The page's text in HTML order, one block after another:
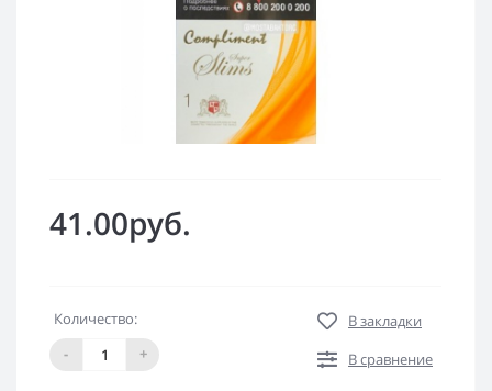
41.00руб.
Количество:
-
+
В закладки
В сравнение